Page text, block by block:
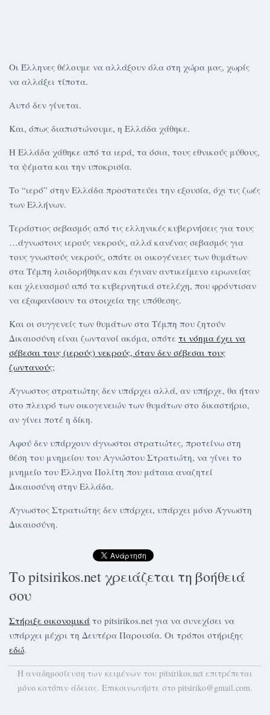
Οι Έλληνες θέλουμε να αλλάξουν όλα στη χώρα μας, χωρίς
να αλλάξει τίποτα.
Αυτό δεν γίνεται.
Και, όπως διαπιστώνουμε, η Ελλάδα χάθηκε.
Η Ελλάδα χάθηκε από τα ιερά, τα όσια, τους εθνικούς μύθους,
τα ψέματα και την υποκρισία.
Το “ιερό” στην Ελλάδα προστατεύει την εξουσία, όχι τις ζωές
των Ελλήνων.
Τεράστιος σεβασμός από τις ελληνικές κυβερνήσεις για τους
…άγνωστους ιερούς νεκρούς, αλλά κανένας σεβασμός για
τους γνωστούς νεκρούς, οπότε οι οικογένειες των θυμάτων
στα Τέμπη λοιδορήθηκαν και έγιναν αντικείμενο ειρωνείας
και χλευασμού από τα κυβερνητικά στελέχη, που φρόντισαν
να εξαφανίσουν τα στοιχεία της υπόθεσης.
Και οι συγγενείς των θυμάτων στα Τέμπη που ζητούν
Δικαιοσύνη είναι ζωντανοί ακόμα, οπότε τι νόημα έχει να
σέβεσαι τους (ιερούς) νεκρούς, όταν δεν σέβεσαι τους
ζωντανούς;
Άγνωστος στρατιώτης δεν υπάρχει αλλά, αν υπήρχε, θα ήταν
στο πλευρό των οικογενειών των θυμάτων στο δικαστήριο,
αν γίνει ποτέ η δίκη.
Αφού δεν υπάρχουν άγνωστοι στρατιώτες, προτείνω στη
θέση του μνημείου του Αγνώστου Στρατιώτη, να γίνει το
μνημείο του Έλληνα Πολίτη που μάταια αναζητεί
Δικαιοσύνη στην Ελλάδα.
Άγνωστος Στρατιώτης δεν υπάρχει, υπάρχει μόνο Άγνωστη
Δικαιοσύνη.
Το pitsirikos.net χρειάζεται τη βοήθειά
σου
Στήριξε οικονομικά το pitsirikos.net για να συνεχίσει να
υπάρχει μέχρι τη Δευτέρα Παρουσία. Οι τρόποι στήριξης
εδώ.
H αναδημοσίευση των κειμένων του pitsirikos.net επιτρέπεται
μόνο κατόπιν άδειας. Επικοινωνήστε στο pitsiriko@gmail.com.